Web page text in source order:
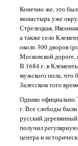
Конечно же, это
монастырь уже
Стрелецкая,
а также село
около 300 дворов
Московской дороге,
В 1684 г. в
мужского пола, что
Залесском того
Однако официально
г. Все слободы
русский
получил
центра и